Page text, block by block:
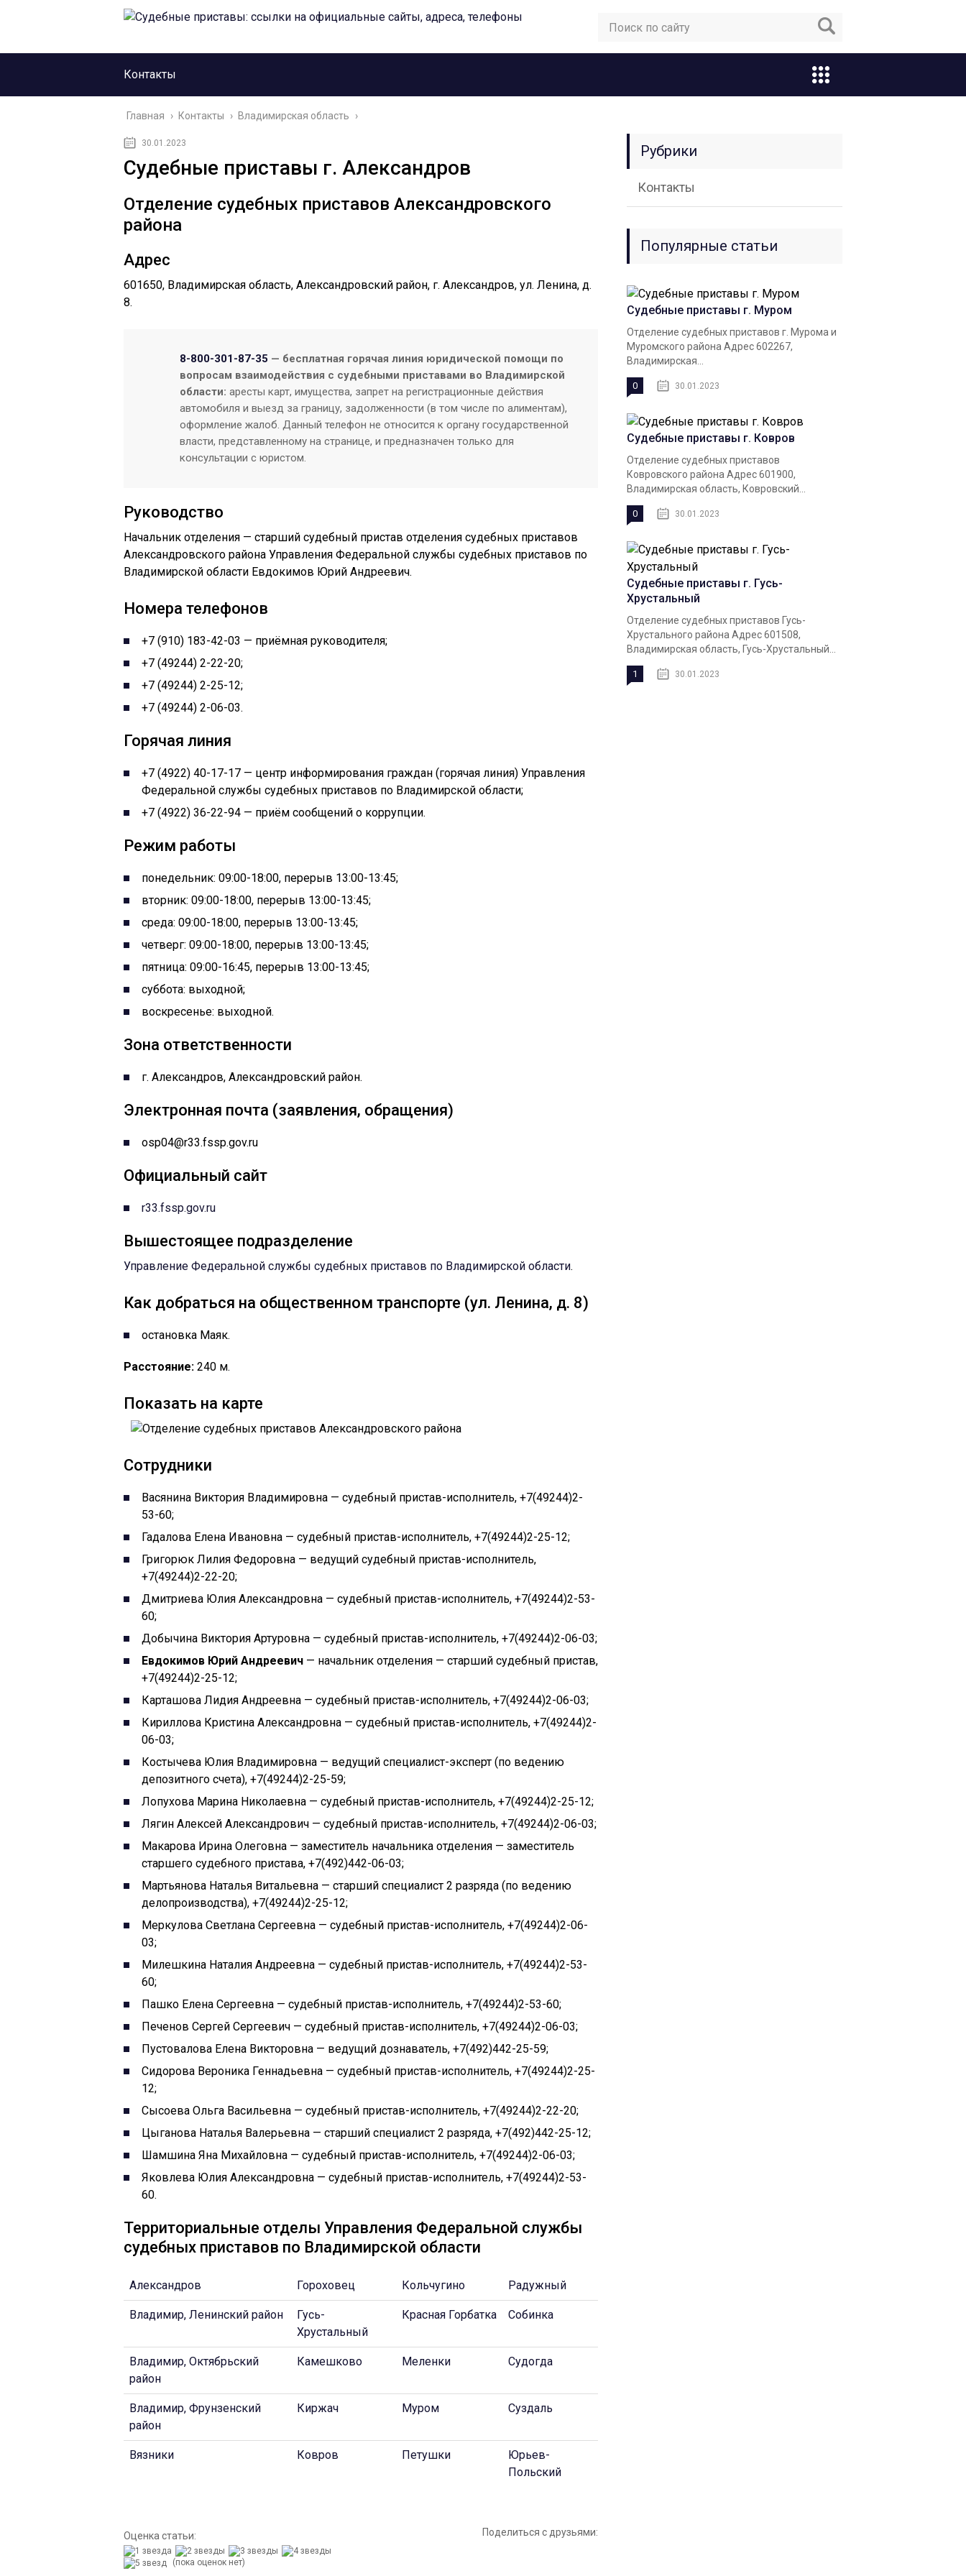
Контакты
Главная › Контакты › Владимирская область ›
30.01.2023
Судебные приставы г. Александров
Отделение судебных приставов Александровского
района
Адрес
601650, Владимирская область, Александровский район, г. Александров, ул. Ленина, д.
8.
8-800-301-87-35 — бесплатная горячая линия юридической помощи по
вопросам взаимодействия с судебными приставами во Владимирской
области: аресты карт, имущества, запрет на регистрационные действия
автомобиля и выезд за границу, задолженности (в том числе по алиментам),
оформление жалоб. Данный телефон не относится к органу государственной
власти, представленному на странице, и предназначен только для
консультации с юристом.
Руководство
Начальник отделения — старший судебный пристав отделения судебных приставов
Александровского района Управления Федеральной службы судебных приставов по
Владимирской области Евдокимов Юрий Андреевич.
Номера телефонов
+7 (910) 183-42-03 — приёмная руководителя;
+7 (49244) 2-22-20;
+7 (49244) 2-25-12;
+7 (49244) 2-06-03.
Горячая линия
+7 (4922) 40-17-17 — центр информирования граждан (горячая линия) Управления
Федеральной службы судебных приставов по Владимирской области;
+7 (4922) 36-22-94 — приём сообщений о коррупции.
Режим работы
понедельник: 09:00-18:00, перерыв 13:00-13:45;
вторник: 09:00-18:00, перерыв 13:00-13:45;
среда: 09:00-18:00, перерыв 13:00-13:45;
четверг: 09:00-18:00, перерыв 13:00-13:45;
пятница: 09:00-16:45, перерыв 13:00-13:45;
суббота: выходной;
воскресенье: выходной.
Зона ответственности
г. Александров, Александровский район.
Электронная почта (заявления, обращения)
osp04@r33.fssp.gov.ru
Официальный сайт
r33.fssp.gov.ru
Вышестоящее подразделение
Управление Федеральной службы судебных приставов по Владимирской области.
Как добраться на общественном транспорте (ул. Ленина, д. 8)
остановка Маяк.
Расстояние: 240 м.
Показать на карте
Сотрудники
Васянина Виктория Владимировна — судебный пристав-исполнитель, +7(49244)2-
53-60;
Гадалова Елена Ивановна — судебный пристав-исполнитель, +7(49244)2-25-12;
Григорюк Лилия Федоровна — ведущий судебный пристав-исполнитель,
+7(49244)2-22-20;
Дмитриева Юлия Александровна — судебный пристав-исполнитель, +7(49244)2-53-
60;
Добычина Виктория Артуровна — судебный пристав-исполнитель, +7(49244)2-06-03;
Евдокимов Юрий Андреевич — начальник отделения — старший судебный пристав,
+7(49244)2-25-12;
Карташова Лидия Андреевна — судебный пристав-исполнитель, +7(49244)2-06-03;
Кириллова Кристина Александровна — судебный пристав-исполнитель, +7(49244)2-
06-03;
Костычева Юлия Владимировна — ведущий специалист-эксперт (по ведению
депозитного счета), +7(49244)2-25-59;
Лопухова Марина Николаевна — судебный пристав-исполнитель, +7(49244)2-25-12;
Лягин Алексей Александрович — судебный пристав-исполнитель, +7(49244)2-06-03;
Макарова Ирина Олеговна — заместитель начальника отделения — заместитель
старшего судебного пристава, +7(492)442-06-03;
Мартьянова Наталья Витальевна — старший специалист 2 разряда (по ведению
делопроизводства), +7(49244)2-25-12;
Меркулова Светлана Сергеевна — судебный пристав-исполнитель, +7(49244)2-06-
03;
Милешкина Наталия Андреевна — судебный пристав-исполнитель, +7(49244)2-53-
60;
Пашко Елена Сергеевна — судебный пристав-исполнитель, +7(49244)2-53-60;
Печенов Сергей Сергеевич — судебный пристав-исполнитель, +7(49244)2-06-03;
Пустовалова Елена Викторовна — ведущий дознаватель, +7(492)442-25-59;
Сидорова Вероника Геннадьевна — судебный пристав-исполнитель, +7(49244)2-25-
12;
Сысоева Ольга Васильевна — судебный пристав-исполнитель, +7(49244)2-22-20;
Цыганова Наталья Валерьевна — старший специалист 2 разряда, +7(492)442-25-12;
Шамшина Яна Михайловна — судебный пристав-исполнитель, +7(49244)2-06-03;
Яковлева Юлия Александровна — судебный пристав-исполнитель, +7(49244)2-53-
60.
Территориальные отделы Управления Федеральной службы
судебных приставов по Владимирской области
Александров Гороховец Кольчугино Радужный
Владимир, Ленинский район
Гусь-
Хрустальный
Красная Горбатка Собинка
Владимир, Октябрьский
район
Камешково Меленки Судогда
Владимир, Фрунзенский
район
Киржач Муром Суздаль
Вязники Ковров Петушки
Юрьев-
Польский
Оценка статьи:
(пока оценок нет)
Поделиться с друзьями:
Рубрики
Контакты
Популярные статьи
Судебные приставы г. Муром
Отделение судебных приставов г. Мурома и
Муромского района Адрес 602267,
Владимирская...
0 30.01.2023
Судебные приставы г. Ковров
Отделение судебных приставов
Ковровского района Адрес 601900,
Владимирская область, Ковровский...
0 30.01.2023
Судебные приставы г. Гусь-
Хрустальный
Отделение судебных приставов Гусь-
Хрустального района Адрес 601508,
Владимирская область, Гусь-Хрустальный...
1 30.01.2023